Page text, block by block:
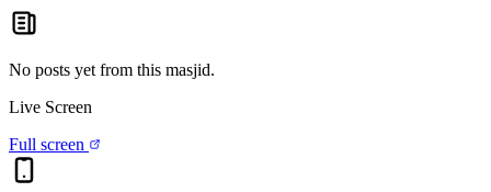
No posts yet from this masjid.
Live Screen
Full screen